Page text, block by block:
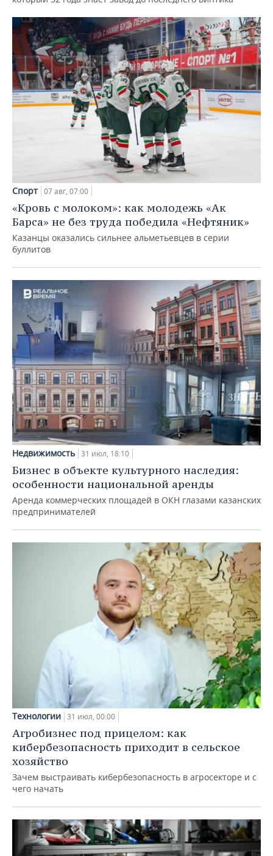
Спорт 07 авг, 07:00
«Кровь с молоком»: как молодежь «Ак
Барса» не без труда победила «Нефтяник»
Казанцы оказались сильнее альметьевцев в серии
буллитов
Недвижимость 31 июл, 18:10
Бизнес в объекте культурного наследия:
особенности национальной аренды
Аренда коммерческих площадей в ОКН глазами казанских
предпринимателей
Технологии 31 июл, 00:00
Агробизнес под прицелом: как
кибербезопасность приходит в сельское
хозяйство
Зачем выстраивать кибербезопасность в агросекторе и с
чего начать